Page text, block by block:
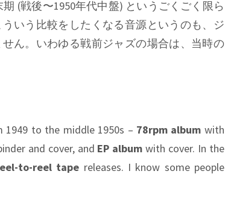
(戦後〜1950年代中盤) というごくごく限ら
いう比較をしたくなる音源というのも、ジ
ん。いわゆる戦前ジャズの場合は、当時の
1949 to the middle 1950s – 78rpm album with
and cover, and EP album with cover. In the
to-reel tape releases. I know some people